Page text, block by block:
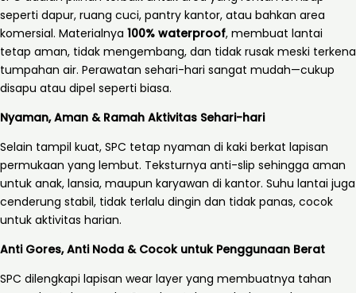
seperti dapur, ruang cuci, pantry kantor, atau bahkan area
komersial. Materialnya 100% waterproof, membuat lantai
tetap aman, tidak mengembang, dan tidak rusak meski terkena
tumpahan air. Perawatan sehari-hari sangat mudah—cukup
disapu atau dipel seperti biasa.
Nyaman, Aman & Ramah Aktivitas Sehari-hari
Selain tampil kuat, SPC tetap nyaman di kaki berkat lapisan
permukaan yang lembut. Teksturnya anti-slip sehingga aman
untuk anak, lansia, maupun karyawan di kantor. Suhu lantai juga
cenderung stabil, tidak terlalu dingin dan tidak panas, cocok
untuk aktivitas harian.
Anti Gores, Anti Noda & Cocok untuk Penggunaan Berat
SPC dilengkapi lapisan wear layer yang membuatnya tahan